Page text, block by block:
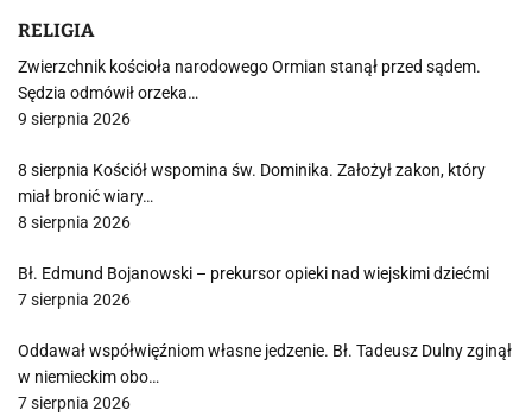
RELIGIA
Zwierzchnik kościoła narodowego Ormian stanął przed sądem.
Sędzia odmówił orzeka…
9 sierpnia 2026
8 sierpnia Kościół wspomina św. Dominika. Założył zakon, który
miał bronić wiary…
8 sierpnia 2026
Bł. Edmund Bojanowski – prekursor opieki nad wiejskimi dziećmi
7 sierpnia 2026
Oddawał współwięźniom własne jedzenie. Bł. Tadeusz Dulny zginął
w niemieckim obo…
7 sierpnia 2026